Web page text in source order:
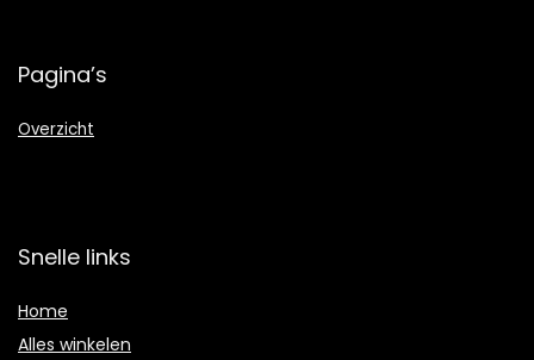
Pagina’s
Overzicht
Snelle links
Home
Alles winkelen